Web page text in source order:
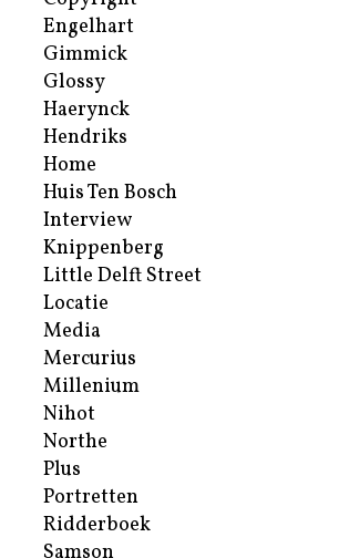
Engelhart
Gimmick
Glossy
Haerynck
Hendriks
Home
Huis Ten Bosch
Interview
Knippenberg
Little Delft Street
Locatie
Media
Mercurius
Millenium
Nihot
Northe
Plus
Portretten
Ridderboek